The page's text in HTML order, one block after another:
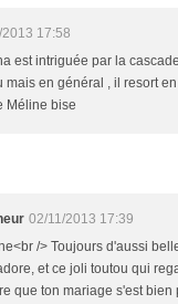
17:58
est intriguée par la
mais en général , il resort
Méline bise
02/11/2013 17:39
/> Toujours d'aussi
et ce joli toutou qui
que ton mariage s'est bien